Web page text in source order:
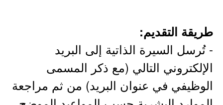
طريقة التقديم:
- تُرسل السيرة الذاتية إلى البريد
الإلكتروني التالي (مع ذكر المسمى
الوظيفي في عنوان البريد) من ثم مراجعة